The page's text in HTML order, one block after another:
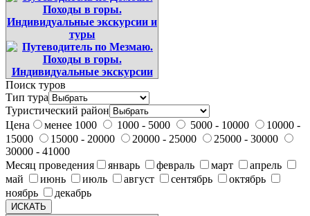
Поиск туров
Тип тура
Туристический район
Цена
менее 1000 1000 - 5000 5000 - 10000
10000 -
15000
15000 - 20000 20000 - 25000
25000 - 30000
30000 - 41000
Месяц проведения
январь февраль март
апрель
май
июнь июль август сентябрь
октябрь
ноябрь
декабрь